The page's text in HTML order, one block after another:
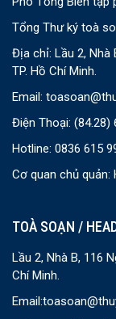
Tổng Thư ký toà
Địa chỉ: Lầu 2, Nhà
TP. Hồ Chí Minh.
Email:
Điện Thoại: (84.28)
Hotline: 0836 615
Cơ quan chủ quản:
TOÀ SOẠN /
Lầu 2, Nhà B, 116
Chí Minh.
Email: